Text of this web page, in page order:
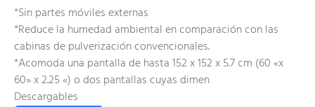
*Sin partes móviles externas
*Reduce la humedad ambiental en comparación con las
cabinas de pulverización convencionales.
*Acomoda una pantalla de hasta 152 x 152 x 5.7 cm (60 «x
60» x 2.25 «) o dos pantallas cuyas dimen
Descargables